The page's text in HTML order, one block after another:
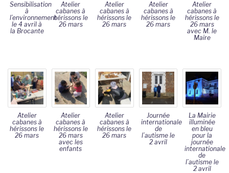
Sensibilisation
à
l’environnement
le 4 avril à
la Brocante
Atelier
cabanes à
hérissons le
26 mars
Atelier
cabanes à
hérissons le
26 mars
Atelier
cabanes à
hérissons le
26 mars
Atelier
cabanes à
hérissons le
26 mars
avec M. le
Maire
Atelier
cabanes à
hérissons le
26 mars
Atelier
cabanes à
hérissons le
26 mars
avec les
enfants
Atelier
cabanes à
hérissons le
26 mars
Journée
internationale
de
l’autisme le
2 avril
La Mairie
illuminée
en bleu
pour la
journée
internationale
de
l’autisme le
2 avril